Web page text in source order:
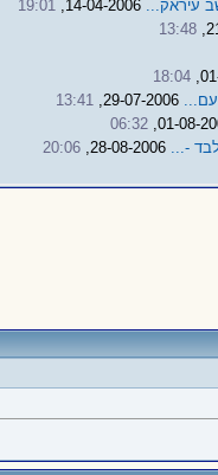
עיראק...
19:01
13:48
18:04
13:41
06:32
-...
20:06